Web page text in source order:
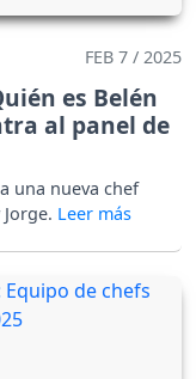
FEB 7 / 2025
es Belén
al panel de
una nueva chef